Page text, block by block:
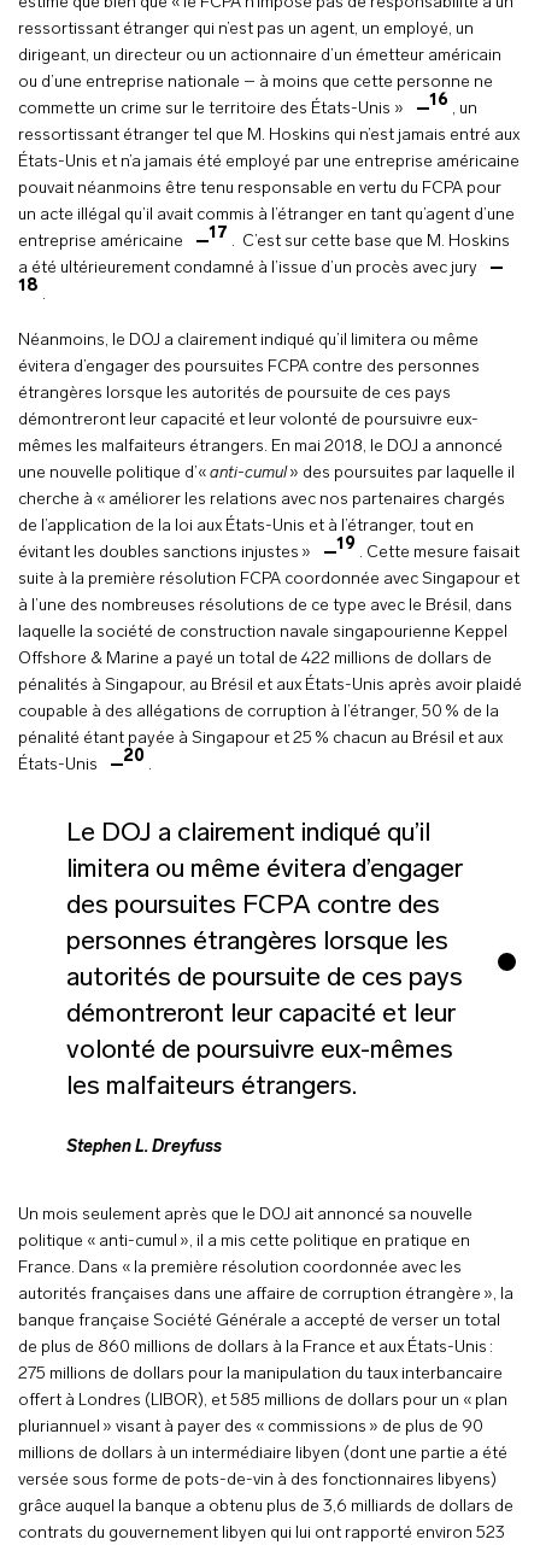
ressortissant étranger qui n’est pas un agent, un employé, un
dirigeant, un directeur ou un actionnaire d’un émetteur américain
ou d’une entreprise nationale – à moins que cette personne ne
commette un crime sur le territoire des États-Unis »
16 , un
ressortissant étranger tel que M. Hoskins qui n’est jamais entré aux
États-Unis et n’a jamais été employé par une entreprise américaine
pouvait néanmoins être tenu responsable en vertu du FCPA pour
un acte illégal qu’il avait commis à l’étranger en tant qu’agent d’une
entreprise américaine
17 . C’est sur cette base que M. Hoskins
a été ultérieurement condamné à l’issue d’un procès avec jury
18 .
Néanmoins, le DOJ a clairement indiqué qu’il limitera ou même
évitera d’engager des poursuites FCPA contre des personnes
étrangères lorsque les autorités de poursuite de ces pays
démontreront leur capacité et leur volonté de poursuivre eux-
mêmes les malfaiteurs étrangers. En mai 2018, le DOJ a annoncé
une nouvelle politique d’« anti-cumul » des poursuites par laquelle il
cherche à « améliorer les relations avec nos partenaires chargés
de l’application de la loi aux États-Unis et à l’étranger, tout en
évitant les doubles sanctions injustes »
19 . Cette mesure faisait
suite à la première résolution FCPA coordonnée avec Singapour et
à l’une des nombreuses résolutions de ce type avec le Brésil, dans
laquelle la société de construction navale singapourienne Keppel
Offshore & Marine a payé un total de 422 millions de dollars de
pénalités à Singapour, au Brésil et aux États-Unis après avoir plaidé
coupable à des allégations de corruption à l’étranger, 50 % de la
pénalité étant payée à Singapour et 25 % chacun au Brésil et aux
États-Unis
20 .
Le DOJ a clairement indiqué qu’il
limitera ou même évitera d’engager
des poursuites FCPA contre des
personnes étrangères lorsque les
autorités de poursuite de ces pays
démontreront leur capacité et leur
volonté de poursuivre eux-mêmes
les malfaiteurs étrangers.
Stephen L. Dreyfuss
Un mois seulement après que le DOJ ait annoncé sa nouvelle
politique « anti-cumul », il a mis cette politique en pratique en
France. Dans « la première résolution coordonnée avec les
autorités françaises dans une affaire de corruption étrangère », la
banque française Société Générale a accepté de verser un total
de plus de 860 millions de dollars à la France et aux États-Unis :
275 millions de dollars pour la manipulation du taux interbancaire
offert à Londres (LIBOR), et 585 millions de dollars pour un « plan
pluriannuel » visant à payer des « commissions » de plus de 90
millions de dollars à un intermédiaire libyen (dont une partie a été
versée sous forme de pots-de-vin à des fonctionnaires libyens)
grâce auquel la banque a obtenu plus de 3,6 milliards de dollars de
contrats du gouvernement libyen qui lui ont rapporté environ 523